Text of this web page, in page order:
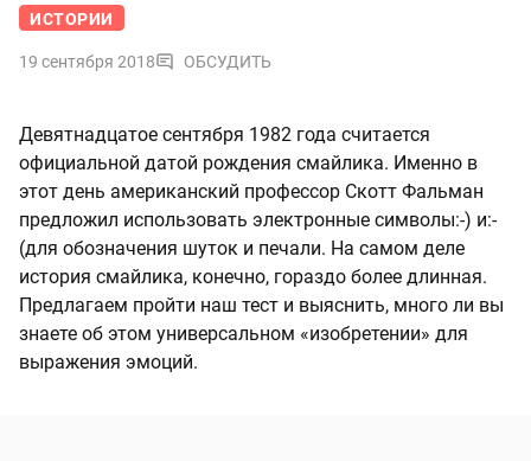
ИСТОРИИ
19 сентября 2018 ОБСУДИТЬ
Девятнадцатое сентября 1982 года считается
официальной датой рождения смайлика. Именно в
этот день американский профессор Скотт Фальман
предложил использовать электронные символы:-) и:-
(для обозначения шуток и печали. На самом деле
история смайлика, конечно, гораздо более длинная.
Предлагаем пройти наш тест и выяснить, много ли вы
знаете об этом универсальном «изобретении» для
выражения эмоций.